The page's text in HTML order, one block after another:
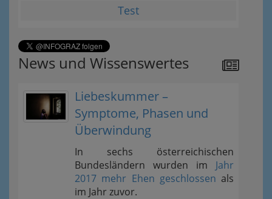
Test
News und Wissenswertes
Liebeskummer –
Symptome, Phasen und
Überwindung
In sechs österreichischen
Bundesländern wurden im Jahr
2017 mehr Ehen geschlossen als
im Jahr zuvor.